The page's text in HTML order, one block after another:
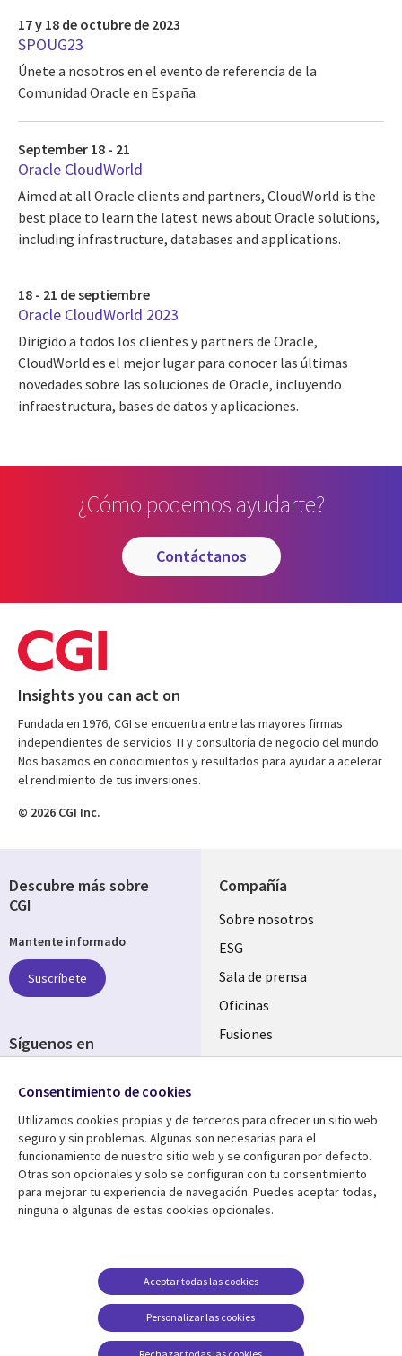
17 y 18 de octubre de 2023
SPOUG23
Únete a nosotros en el evento de referencia de la
Comunidad Oracle en España.
September 18 - 21
Oracle CloudWorld
Aimed at all Oracle clients and partners, CloudWorld is the
best place to learn the latest news about Oracle solutions,
including infrastructure, databases and applications.
18 - 21 de septiembre
Oracle CloudWorld 2023
Dirigido a todos los clientes y partners de Oracle,
CloudWorld es el mejor lugar para conocer las últimas
novedades sobre las soluciones de Oracle, incluyendo
infraestructura, bases de datos y aplicaciones.
¿Cómo podemos ayudarte?
contáctanos
Insights you can act on
Fundada en 1976, CGI se encuentra entre las mayores firmas
independientes de servicios TI y consultoría de negocio del mundo.
Nos basamos en conocimientos y resultados para ayudar a acelerar
el rendimiento de tus inversiones.
© 2026 CGI Inc.
Compañía
Useful
links
SPAIN
Sobre nosotros
ESG
Sala de prensa
Oficinas
Fusiones
Inversores
Centro de Recursos
Library
Links
Artículos
Blogs
Casos de éxito
Ayuda
Legal
SPAIN
Aviso Legal
Política de Privacidad
Gestión de cookies
Descubre más sobre
CGI
Mantente informado
Suscríbete
Síguenos en
Media
SPAIN
Consentimiento de cookies
Utilizamos cookies propias y de terceros para ofrecer un sitio web
seguro y sin problemas. Algunas son necesarias para el
funcionamiento de nuestro sitio web y se configuran por defecto.
Otras son opcionales y solo se configuran con tu consentimiento
para mejorar tu experiencia de navegación. Puedes aceptar todas,
ninguna o algunas de estas cookies opcionales.
Personalizar las cookies
Aceptar todas las cookies